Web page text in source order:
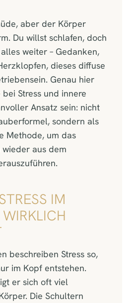
aber der Körper
Du willst schlafen, doch
weiter – Gedanken,
dieses diffuse
Genau hier
Stress und innere
Ansatz sein: nicht
sondern als
Methode, um das
aus dem
IM
beschreiben Stress so,
im Kopf entstehen.
er sich oft viel
Die Schultern